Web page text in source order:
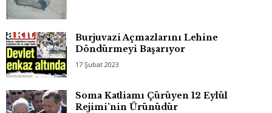
Burjuvazi Açmazlarını Lehine
Döndürmeyi Başarıyor
17 Şubat 2023
Soma Katliamı Çürüyen 12 Eylül
Rejimi’nin Ürünüdür